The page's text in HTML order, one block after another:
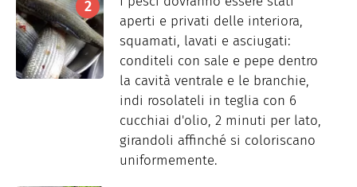
aperti e privati delle interiora,
squamati, lavati e asciugati:
conditeli con sale e pepe dentro
la cavità ventrale e le branchie,
indi rosolateli in teglia con 6
cucchiai d'olio, 2 minuti per lato,
girandoli affinché si coloriscano
uniformemente.